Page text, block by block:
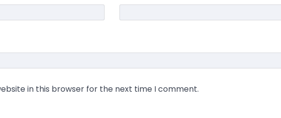
in this browser for the next time I comment.